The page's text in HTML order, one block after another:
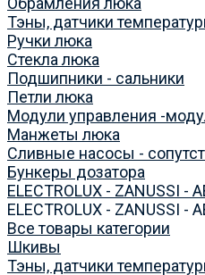
Тэны, датчики
Ручки люка
Стекла люка
Подшипники - сальники
Петли люка
Модули управления -
Манжеты люка
Сливные насосы -
Бункеры дозатора
ELECTROLUX - ZANUSSI -
ELECTROLUX - ZANUSSI -
Все товары категории
Шкивы
Тэны, датчики